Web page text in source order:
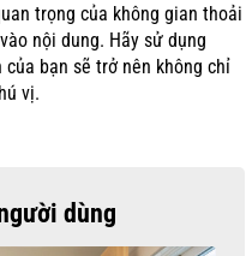
trọng của không gian thoải
nội dung. Hãy sử dụng
bạn sẽ trở nên không chỉ
vị.
dùng